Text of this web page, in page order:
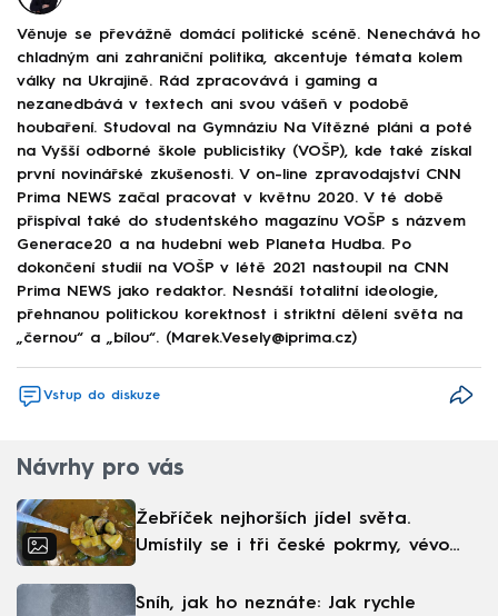
Věnuje se převážně domácí politické scéně. Nenechává ho
chladným ani zahraniční politika, akcentuje témata kolem
války na Ukrajině. Rád zpracovává i gaming a
nezanedbává v textech ani svou vášeň v podobě
houbaření. Studoval na Gymnáziu Na Vítězné pláni a poté
na Vyšší odborné škole publicistiky (VOŠP), kde také získal
první novinářské zkušenosti. V on-line zpravodajství CNN
Prima NEWS začal pracovat v květnu 2020. V té době
přispíval také do studentského magazínu VOŠP s názvem
Generace20 a na hudební web Planeta Hudba. Po
dokončení studií na VOŠP v létě 2021 nastoupil na CNN
Prima NEWS jako redaktor. Nesnáší totalitní ideologie,
přehnanou politickou korektnost i striktní dělení světa na
„černou“ a „bílou“. (Marek.Vesely@iprima.cz)
Vstup do diskuze
Návrhy pro vás
Žebříček nejhorších jídel světa.
Umístily se i tři české pokrmy, vévodí
Sníh, jak ho neznáte: Jak rychle